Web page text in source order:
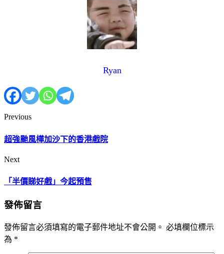
Ryan
Previous
超強颱風樺加沙下的香港戲院
Next
「半價睇好戲」今起預售
發佈留言
發佈留言必須填寫的電子郵件地址不會公開。 必填欄位標示
為 *